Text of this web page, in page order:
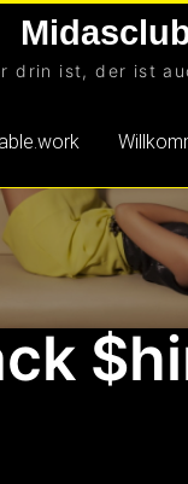
drin ist, der ist